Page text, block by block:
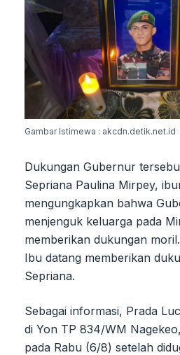
Gambar Istimewa : akcdn.detik.net.id
Dukungan Gubernur
Sepriana Paulina Mirpey,
mengungkapkan bahwa
menjenguk keluarga pada
memberikan dukungan
Ibu datang memberikan
Sepriana.
Sebagai informasi, Prada
di Yon TP 834/WM
pada Rabu (6/8) setelah